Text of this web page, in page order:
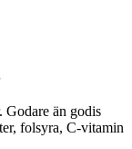
Godare än godis
folsyra, C-vitamin